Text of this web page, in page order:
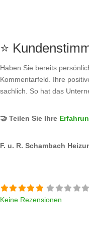
⭐
Haben Sie bereits
Kommentarfeld. Ihre
sachlich. So hat das
🤝 Teilen Sie Ihre
F. u. R. Schambach
Keine Rezensionen